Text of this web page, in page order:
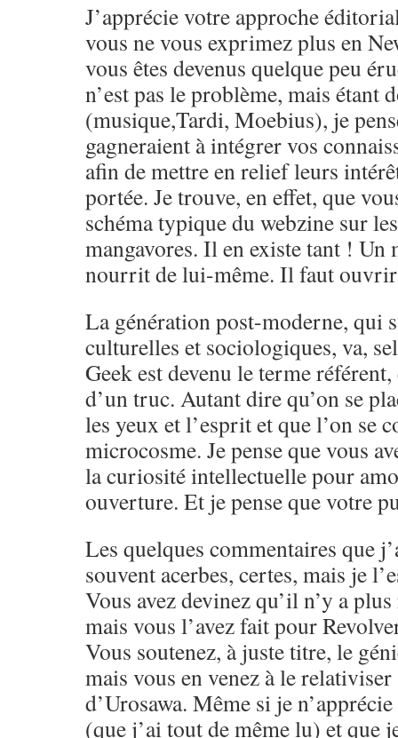
J’apprécie votre approche
vous ne vous exprimez plus en
vous êtes devenus quelque peu
n’est pas le problème, mais étant
(musique,Tardi, Moebius), je
gagneraient à intégrer vos
afin de mettre en relief leurs
portée. Je trouve, en effet, que
schéma typique du webzine sur
mangavores. Il en existe tant ! Un
nourrit de lui-même. Il faut
La génération post-moderne, qui
culturelles et sociologiques, va,
Geek est devenu le terme
d’un truc. Autant dire qu’on se
les yeux et l’esprit et que l’on se
microcosme. Je pense que vous
la curiosité intellectuelle pour
ouverture. Et je pense que votre
Les quelques commentaires que
souvent acerbes, certes, mais je
Vous avez devinez qu’il n’y a
mais vous l’avez fait pour
Vous soutenez, à juste titre, le
mais vous en venez à le
d’Urosawa. Même si je
(que j’ai tout de même lu) et que